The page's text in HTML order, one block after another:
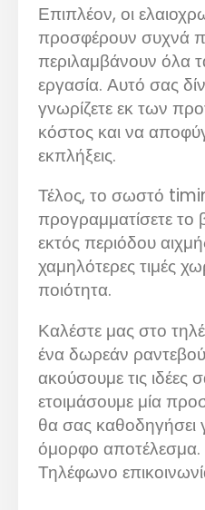
Επιπλέον, οι
προσφέρουν συχνά
περιλαμβάνουν όλα
εργασία. Αυτό σας
γνωρίζετε εκ των
κόστος και να
εκπλήξεις.
Τέλος, το σωστό
προγραμματίσετε το
εκτός περιόδου
χαμηλότερες τιμές
ποιότητα.
Καλέστε μας στο
ένα δωρεάν
ακούσουμε τις ιδέες
ετοιμάσουμε μία
θα σας καθοδηγήσει
όμορφο αποτέλεσμα.
Τηλέφωνο